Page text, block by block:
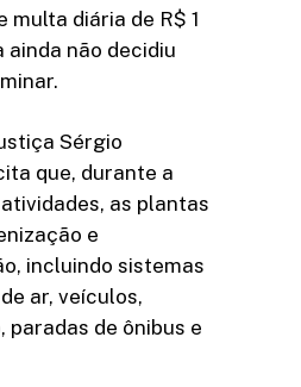
multa diária de R$ 1
ainda não decidiu
Sérgio
que, durante a
as plantas
e
incluindo sistemas
ar, veículos,
paradas de ônibus e